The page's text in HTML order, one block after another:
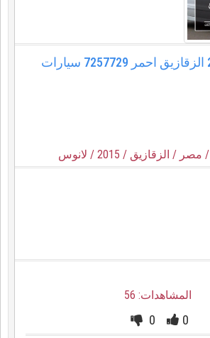
لانوس دايو 2003 الزقازيق احمر 7257729 سيارات
/ مصر / الزقازيق / 2015
/ لانوس
المشاهدات: 56
0
0